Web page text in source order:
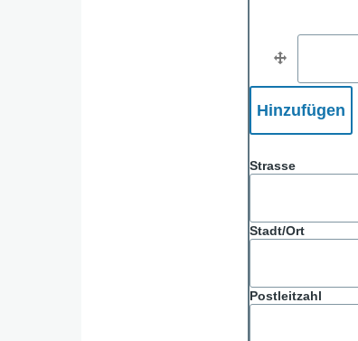
Adresse
Strasse
Stadt/Ort
Postleitzahl